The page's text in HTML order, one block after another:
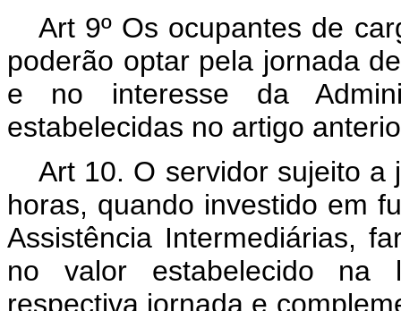
Art 9º Os ocupantes de
poderão optar pela jornada
e no interesse da
estabelecidas no artigo
Art 10. O servidor sujeito a
horas, quando investido em
Assistência Intermediárias,
no valor estabelecido na
respectiva jornada e